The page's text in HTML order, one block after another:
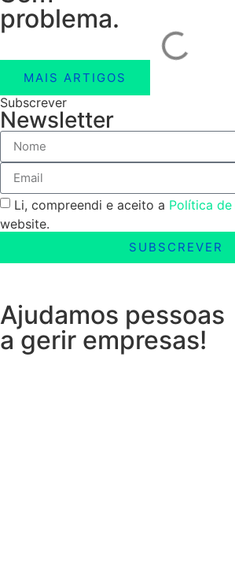
problema.
MAIS ARTIGOS
Subscrever
Newsletter
Li, compreendi e aceito a Política
website.
SUBSCREVER
Ajudamos pessoas
a gerir empresas!